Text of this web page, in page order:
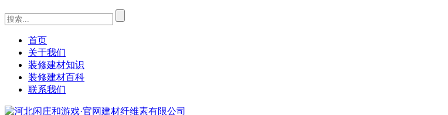
首页
关于我们
装修建材知识
装修建材百科
联系我们